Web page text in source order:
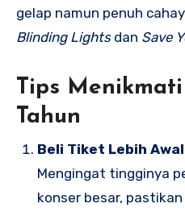
gelap namun penuh
Blinding Lightsdan Save
Tips
Tahun
Beli Tiket Lebih Awal
Mengingat tingginya
konser besar,